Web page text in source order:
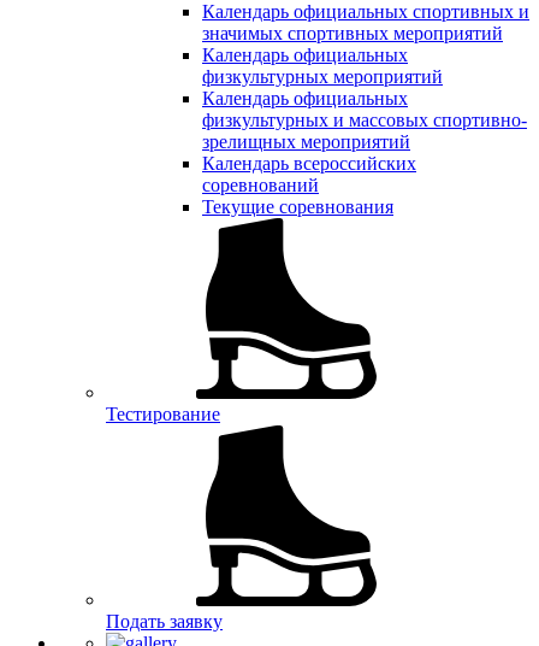
Календарь официальных спортивных и
значимых спортивных мероприятий
Календарь официальных
физкультурных мероприятий
Календарь официальных
физкультурных и массовых спортивно-
зрелищных мероприятий
Календарь всероссийских
соревнований
Текущие соревнования
Тестирование
Подать заявку